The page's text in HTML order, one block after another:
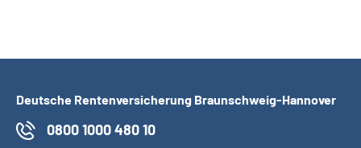
Deutsche Rentenversicherung Braunschweig-Hannover
0800 1000 480 10